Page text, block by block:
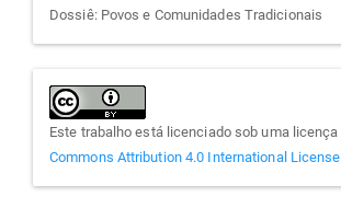
Dossiê: Povos e Comunidades Tradicionais
Este trabalho está licenciado sob uma licença
Commons Attribution 4.0 International License